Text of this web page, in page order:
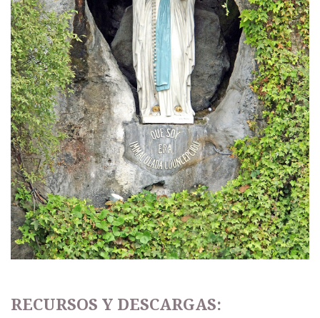
RECURSOS Y DESCARGAS: